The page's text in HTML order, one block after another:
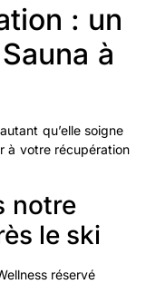
: un
à
qu’elle soigne
à votre récupération
notre
le ski
réservé